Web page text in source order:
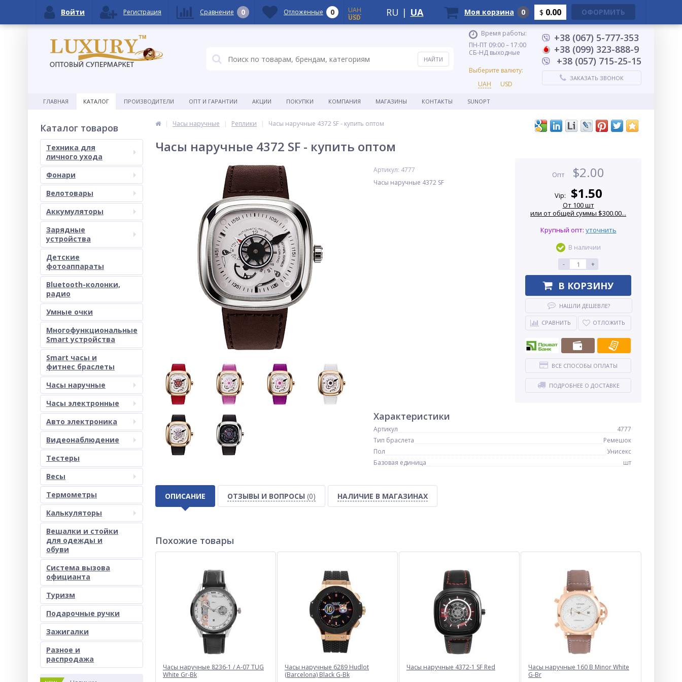
Время работы:
ПН-ПТ 09:00 – 17:00
СБ-НД выходные
Выберите валюту:
UAH
USD
+38 (067) 5-777-353
+38 (099) 323-888-9
+38 (057) 715-25-15
ЗАКАЗАТЬ ЗВОНОК
ГЛАВНАЯ КАТАЛОГ ПРОИЗВОДИТЕЛИ ОПТ И ГАРАНТИИ АКЦИИ ПОКУПКИ КОМПАНИЯ МАГАЗИНЫ КОНТАКТЫ SUNOPT
Каталог товаров
Техника для
личного ухода
Фонари
Велотовары
Аккумуляторы
Зарядные
устройства
Детские
фотоаппараты
Bluetooth-колонки,
радио
Умные очки
Многофункциональные
Smart устройства
Smart часы и
фитнес браслеты
Часы наручные
Часы электронные
Авто электроника
Видеонаблюдение
Тестеры
Весы
Термометры
Калькуляторы
Вешалки и стойки
для одежды и
обуви
Система вызова
официанта
Туризм
Подарочные ручки
Зажигалки
Разное и
раcпродажа
Часы наручные Реплики Часы наручные 4372 SF - купить оптом
Часы наручные 4372 SF - купить оптом
Артикул: 4777
Часы наручные 4372 SF
Опт $2.00
Vip: $1.50
От 100 шт
или от общей суммы $300.00...
Крупный опт: уточнить
В наличии
-
+
В КОРЗИНУ
НАШЛИ ДЕШЕВЛЕ?
СРАВНИТЬ ОТЛОЖИТЬ
ВСЕ СПОСОБЫ ОПЛАТЫ
ПОДРОБНЕЕ О ДОСТАВКЕ
Характеристики
Артикул
4777
Тип браслета
Ремешок
Пол
Унисекс
Базовая единица
шт
ОПИСАНИЕ ОТЗЫВЫ И ВОПРОСЫ (0) НАЛИЧИЕ В МАГАЗИНАХ
Похожие товары
Часы наручные 8236-1 / A-07 TUG
White Gr-Bk
Часы наручные 6289 Hudlot
(Barcelona) Black G-Bk
Часы наручные 4372-1 SF Red
Часы наручные 160 B Minor White
G-Br
Войти Регистрация Сравнение 0 Отложенные 0
UAH
USD
RU | UA Моя корзина 0 $ 0.00 ОФОРМИТЬ